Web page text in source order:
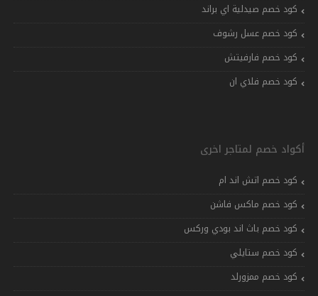
كود خصم صيدلية اي براند
كود خصم عسل رشوف
كود خصم فارفيتش
كود خصم فلاي ان
أكواد خصم لمتاجر اخرى
كود خصم اتش اند ام
كود خصم ماكس فاشن
كود خصم باث اند بودي وركس
كود خصم ستايلي
كود خصم ممزورلد